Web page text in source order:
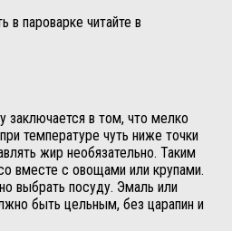
в пароварке читайте в
заключается в том, что мелко
температуре чуть ниже точки
жир необязательно. Таким
вместе с овощами или крупами.
выбрать посуду. Эмаль или
быть цельным, без царапин и